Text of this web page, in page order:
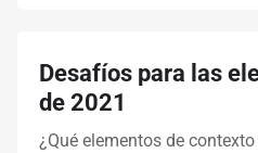
Desafíos para las
de 2021
¿Qué elementos de